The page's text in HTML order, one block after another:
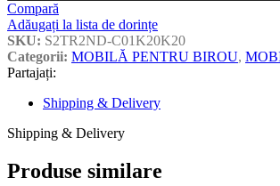
Compară
Adăugați la lista de dorințe
SKU: S2TR2ND-C01K20K20
Categorii: MOBILĂ PENTRU BIROU,
Partajați:
Shipping & Delivery
Shipping & Delivery
Produse similare